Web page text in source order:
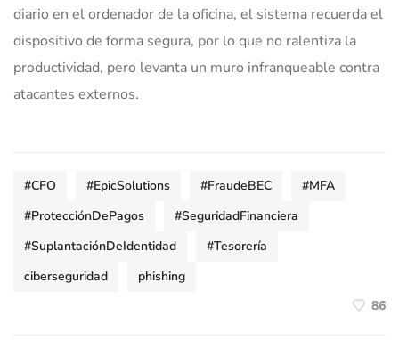
diario en el ordenador de la oficina, el sistema recuerda el
dispositivo de forma segura, por lo que no ralentiza la
productividad, pero levanta un muro infranqueable contra
atacantes externos.
#CFO #EpicSolutions #FraudeBEC
#MFA
#ProtecciónDePagos
#SeguridadFinanciera
#SuplantaciónDeIdentidad
#Tesorería
ciberseguridad
phishing
86